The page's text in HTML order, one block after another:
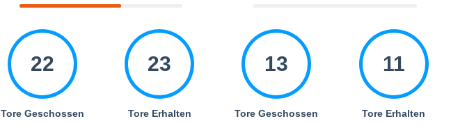
22
Tore Geschossen
23
Tore Erhalten
13
Tore Geschossen
11
Tore Erhalten